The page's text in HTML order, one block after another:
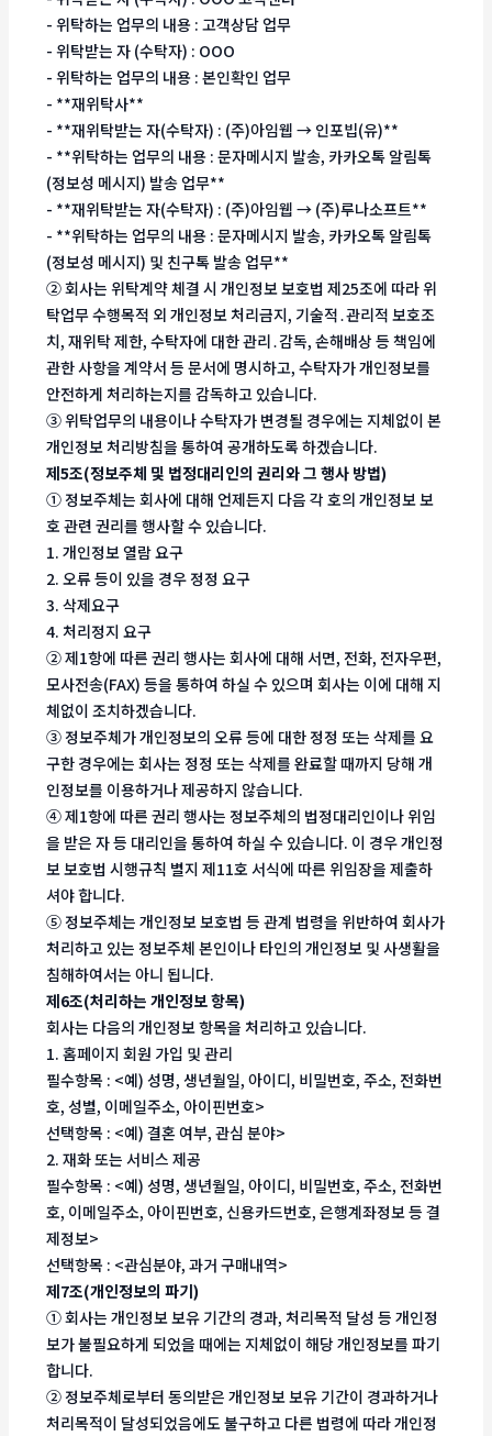
- 위탁하는 업무의 내용 : 고객상담 업무
- 위탁받는 자 (수탁자) : OOO
- 위탁하는 업무의 내용 : 본인확인 업무
- **재위탁사**
- **재위탁받는 자(수탁자) : (주)아임웹 → 인포빕(유)**
- **위탁하는 업무의 내용 : 문자메시지 발송, 카카오톡 알림톡
(정보성 메시지) 발송 업무**
- **재위탁받는 자(수탁자) : (주)아임웹 → (주)루나소프트**
- **위탁하는 업무의 내용 : 문자메시지 발송, 카카오톡 알림톡
(정보성 메시지) 및 친구톡 발송 업무**
② 회사는 위탁계약 체결 시 개인정보 보호법 제25조에 따라 위
탁업무 수행목적 외 개인정보 처리금지, 기술적․관리적 보호조
치, 재위탁 제한, 수탁자에 대한 관리․감독, 손해배상 등 책임에
관한 사항을 계약서 등 문서에 명시하고, 수탁자가 개인정보를
안전하게 처리하는지를 감독하고 있습니다.
③ 위탁업무의 내용이나 수탁자가 변경될 경우에는 지체없이 본
개인정보 처리방침을 통하여 공개하도록 하겠습니다.
제5조(정보주체 및 법정대리인의 권리와 그 행사 방법)
① 정보주체는 회사에 대해 언제든지 다음 각 호의 개인정보 보
호 관련 권리를 행사할 수 있습니다.
1. 개인정보 열람 요구
2. 오류 등이 있을 경우 정정 요구
3. 삭제요구
4. 처리정지 요구
② 제1항에 따른 권리 행사는 회사에 대해 서면, 전화, 전자우편,
모사전송(FAX) 등을 통하여 하실 수 있으며 회사는 이에 대해 지
체없이 조치하겠습니다.
③ 정보주체가 개인정보의 오류 등에 대한 정정 또는 삭제를 요
구한 경우에는 회사는 정정 또는 삭제를 완료할 때까지 당해 개
인정보를 이용하거나 제공하지 않습니다.
④ 제1항에 따른 권리 행사는 정보주체의 법정대리인이나 위임
을 받은 자 등 대리인을 통하여 하실 수 있습니다. 이 경우 개인정
보 보호법 시행규칙 별지 제11호 서식에 따른 위임장을 제출하
셔야 합니다.
⑤ 정보주체는 개인정보 보호법 등 관계 법령을 위반하여 회사가
처리하고 있는 정보주체 본인이나 타인의 개인정보 및 사생활을
침해하여서는 아니 됩니다.
제6조(처리하는 개인정보 항목)
회사는 다음의 개인정보 항목을 처리하고 있습니다.
1. 홈페이지 회원 가입 및 관리
필수항목 : <예) 성명, 생년월일, 아이디, 비밀번호, 주소, 전화번
호, 성별, 이메일주소, 아이핀번호>
선택항목 : <예) 결혼 여부, 관심 분야>
2. 재화 또는 서비스 제공
필수항목 : <예) 성명, 생년월일, 아이디, 비밀번호, 주소, 전화번
호, 이메일주소, 아이핀번호, 신용카드번호, 은행계좌정보 등 결
제정보>
선택항목 : <관심분야, 과거 구매내역>
제7조(개인정보의 파기)
① 회사는 개인정보 보유 기간의 경과, 처리목적 달성 등 개인정
보가 불필요하게 되었을 때에는 지체없이 해당 개인정보를 파기
합니다.
② 정보주체로부터 동의받은 개인정보 보유 기간이 경과하거나
처리목적이 달성되었음에도 불구하고 다른 법령에 따라 개인정